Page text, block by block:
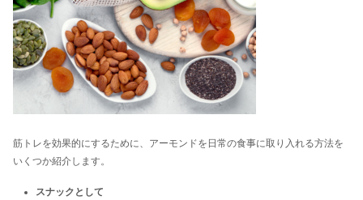
筋トレを効果的にするために、アーモンドを日常の食事に取り入れる方法を
いくつか紹介します。
スナックとして